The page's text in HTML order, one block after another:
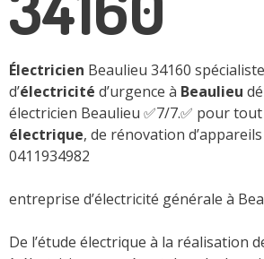
Électricien Beaulieu 34160
d’électricité d’urgence à Beaulieu
électricien Beaulieu ✅7/7.✅ pour
électrique, de rénovation
0411934982
entreprise d’électricité générale à
De l’étude électrique à la réalisation